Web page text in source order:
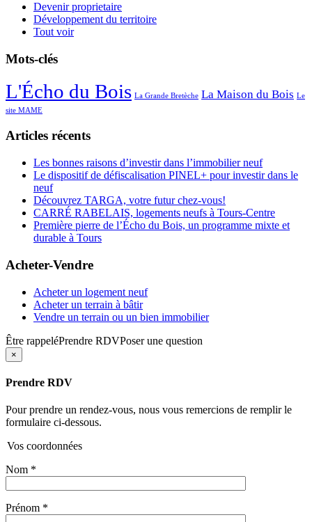
Devenir proprietaire
Développement du territoire
Tout voir
Mots-clés
L'Écho du Bois La Grande Bretèche La Maison du Bois Le
site MAME
Articles récents
Les bonnes raisons d’investir dans l’immobilier neuf
Le dispositif de défiscalisation PINEL+ pour investir dans le
neuf
Découvrez TARGA, votre futur chez-vous!
CARRÉ RABELAIS, logements neufs à Tours-Centre
Première pierre de l’Écho du Bois, un programme mixte et
durable à Tours
Acheter-Vendre
Acheter un logement neuf
Acheter un terrain à bâtir
Vendre un terrain ou un bien immobilier
Être rappeléPrendre RDVPoser une question
×
Prendre RDV
Pour prendre un rendez-vous, nous vous remercions de remplir le
formulaire ci-dessous.
Vos coordonnées
Nom *
Prénom *